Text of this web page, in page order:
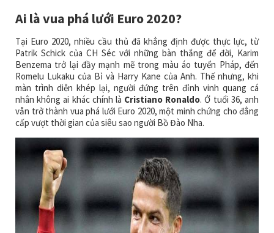
Ai là vua phá lưới Euro 2020?
Tại Euro 2020, nhiều cầu thủ đã khẳng định được thực lực, từ
Patrik Schick của CH Séc với những bàn thắng để đời, Karim
Benzema trở lại đầy mạnh mẽ trong màu áo tuyển Pháp, đến
Romelu Lukaku của Bỉ và Harry Kane của Anh. Thế nhưng, khi
màn trình diễn khép lại, người đứng trên đỉnh vinh quang cá
nhân không ai khác chính là Cristiano Ronaldo. Ở tuổi 36, anh
vẫn trở thành vua phá lưới Euro 2020, một minh chứng cho đẳng
cấp vượt thời gian của siêu sao người Bồ Đào Nha.